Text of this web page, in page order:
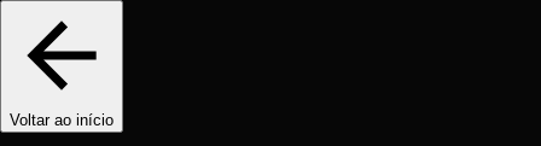
Voltar ao início